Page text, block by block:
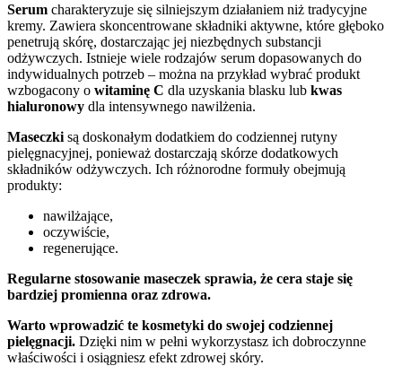
Serum charakteryzuje się silniejszym działaniem niż tradycyjne
kremy. Zawiera skoncentrowane składniki aktywne, które głęboko
penetrują skórę, dostarczając jej niezbędnych substancji
odżywczych. Istnieje wiele rodzajów serum dopasowanych do
indywidualnych potrzeb – można na przykład wybrać produkt
wzbogacony o witaminę C dla uzyskania blasku lub kwas
hialuronowy dla intensywnego nawilżenia.
Maseczki są doskonałym dodatkiem do codziennej rutyny
pielęgnacyjnej, ponieważ dostarczają skórze dodatkowych
składników odżywczych. Ich różnorodne formuły obejmują
produkty:
nawilżające,
oczywiście,
regenerujące.
Regularne stosowanie maseczek sprawia, że cera staje się
bardziej promienna oraz zdrowa.
Warto wprowadzić te kosmetyki do swojej codziennej
pielęgnacji. Dzięki nim w pełni wykorzystasz ich dobroczynne
właściwości i osiągniesz efekt zdrowej skóry.